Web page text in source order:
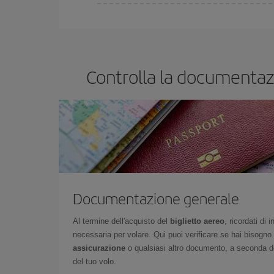
Controlla la
Documentazione generale
Al termine dell'acquisto del biglietto aereo, ricordati di
necessaria per volare. Qui puoi verificare se hai bisogno
assicurazione o qualsiasi altro documento, a seconda
del tuo volo.